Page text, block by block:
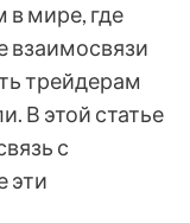
мире, где
взаимосвязи
трейдерам
В этой статье
с
эти